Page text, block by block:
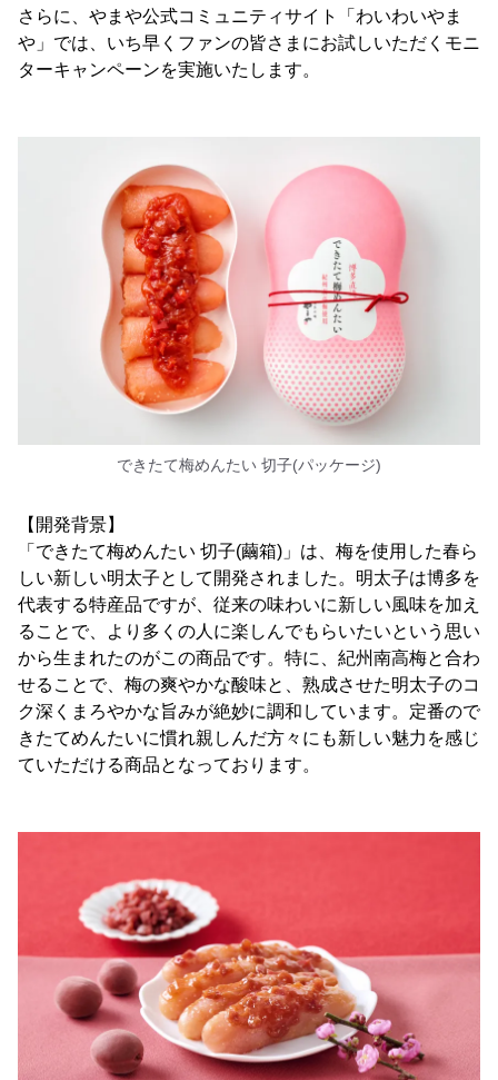
さらに、やまや公式コミュニティサイト「わいわいやま
や」では、いち早くファンの皆さまにお試しいただくモニ
ターキャンペーンを実施いたします。
できたて梅めんたい 切子(パッケージ)
【開発背景】
「できたて梅めんたい 切子(繭箱)」は、梅を使用した春ら
しい新しい明太子として開発されました。明太子は博多を
代表する特産品ですが、従来の味わいに新しい風味を加え
ることで、より多くの人に楽しんでもらいたいという思い
から生まれたのがこの商品です。特に、紀州南高梅と合わ
せることで、梅の爽やかな酸味と、熟成させた明太子のコ
ク深くまろやかな旨みが絶妙に調和しています。定番ので
きたてめんたいに慣れ親しんだ方々にも新しい魅力を感じ
ていただける商品となっております。